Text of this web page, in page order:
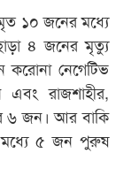
১০ জনের মধ্যে
৪ জনের মৃত্যু
করোনা নেগেটিভ
এবং রাজশাহীর,
৬ জন। আর বাকি
মধ্যে ৫ জন পুরুষ